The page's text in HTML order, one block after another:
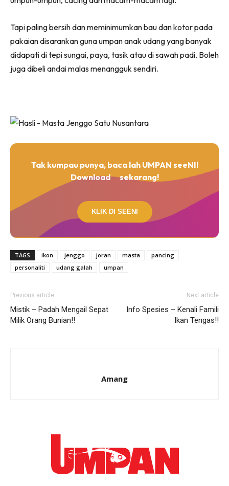
Tapi paling bersih dan meminimumkan bau dan kotor pada
pakaian disarankan guna umpan anak udang yang banyak
didapati di tepi sungai, paya, tasik atau di sawah padi. Boleh
juga dibeli andai malas menangguk sendiri.
Tak kumpau punya, baca lah UMPAN seeNI!
Download
sekarang!
KLIK DI SEENI
TAGS ikon jenggo joran masta
pancing
personaliti
udang galah umpan
Previous article
Mistik – Padah Mengail Sepat
Milik Orang Bunian!!
Next article
Info Spesies – Kenali Famili
Ikan Tengas!!
Amang